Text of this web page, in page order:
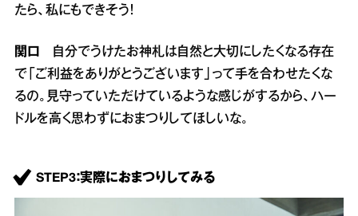
たら、私にもできそう！
関口
自分でうけたお神札は自然と大切にしたくなる存在
で「ご利益をありがとうございます」って手を合わせたくな
るの。見守っていただけているような感じがするから、ハー
ドルを高く思わずにおまつりしてほしいな。
STEP3：実際におまつりしてみる